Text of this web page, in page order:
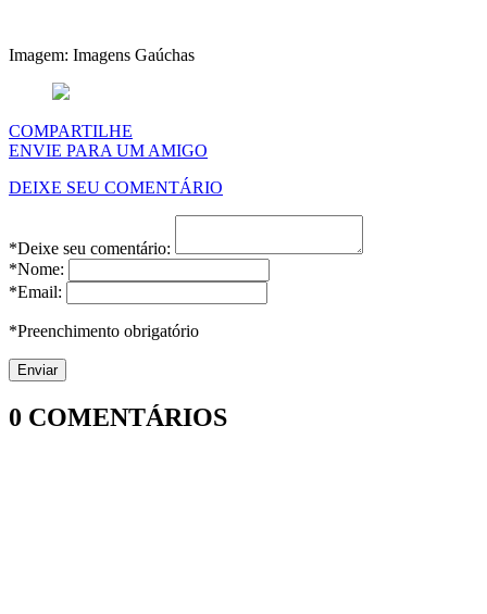
Imagem: Imagens Gaúchas
COMPARTILHE
ENVIE PARA UM AMIGO
DEIXE SEU COMENTÁRIO
*Deixe seu comentário:
*Nome:
*Email:
*Preenchimento obrigatório
0 COMENTÁRIOS